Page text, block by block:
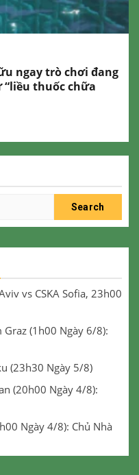
ngay trò chơi đang
“liều thuốc chữa
vs CSKA Sofia, 23h00
(1h00 Ngày 6/8):
(23h30 Ngày 5/8)
(20h00 Ngày 4/8):
Ngày 4/8): Chủ Nhà